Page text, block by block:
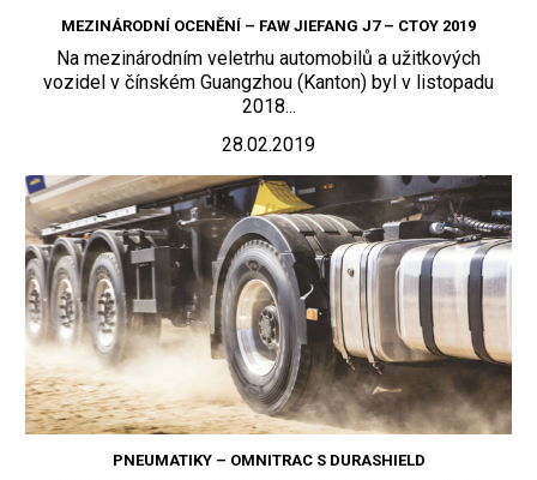
MEZINÁRODNÍ OCENĚNÍ – FAW JIEFANG J7 – CTOY 2019
Na mezinárodním veletrhu automobilů a užitkových
vozidel v čínském Guangzhou (Kanton) byl v listopadu
2018...
28.02.2019
PNEUMATIKY – OMNITRAC S DURASHIELD